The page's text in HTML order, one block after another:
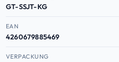
GT-SSJT-KG
EAN
4260679885469
VERPACKUNG